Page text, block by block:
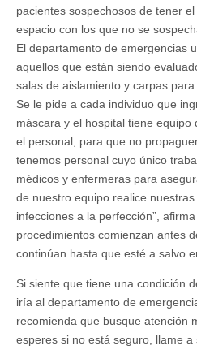
pacientes sospechosos de tener
espacio con los que no se
El departamento de emergencias
aquellos que están siendo
salas de aislamiento y carpas
Se le pide a cada individuo que
máscara y el hospital tiene equipo
el personal, para que no
tenemos personal cuyo único
médicos y enfermeras para
de nuestro equipo realice
infecciones a la perfección”,
procedimientos comienzan antes
continúan hasta que esté a salvo
Si siente que tiene una condición
iría al departamento de
recomienda que busque atención
esperes si no está seguro, llame